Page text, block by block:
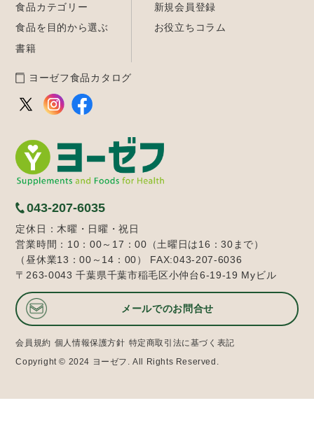
043-207-6035
定休日：木曜・日曜・祝日
営業時間：10：00～17：00（土曜日は16：30まで）
（昼休業13：00～14：00） FAX:043-207-6036
〒263-0043 千葉県千葉市稲毛区小仲台6-19-19 Myビル
メールでのお問合せ
会員規約 個人情報保護方針 特定商取引法に基づく表記
Copyright © 2024 ヨーゼフ. All Rights Reserved.
食品カテゴリー
食品を目的から選ぶ
書籍
新規会員登録
お役立ちコラム
ヨーゼフ食品カタログ